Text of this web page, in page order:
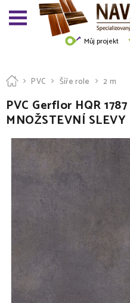
Můj projekt
PVC Šíře role 2 m
PVC Gerflor HQR
MNOŽSTEVNÍ SLEVY